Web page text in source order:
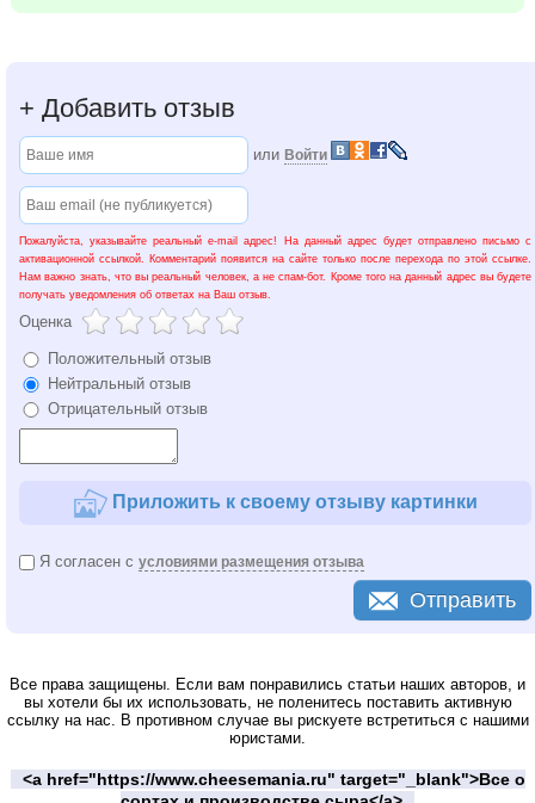
+ Добавить отзыв
или Войти
Пожалуйста, указывайте реальный e-mail адрес! На данный адрес будет отправлено письмо с
активационной ссылкой. Комментарий появится на сайте только после перехода по этой ссылке.
Нам важно знать, что вы реальный человек, а не спам-бот. Кроме того на данный адрес вы будете
получать уведомления об ответах на Ваш отзыв.
Оценка
Положительный отзыв
Нейтральный отзыв
Отрицательный отзыв
Приложить к своему отзыву картинки
Я согласен с условиями размещения отзыва
Отправить
Все права защищены. Если вам понравились статьи наших авторов, и
вы хотели бы их использовать, не поленитесь поставить активную
ссылку на нас. В противном случае вы рискуете встретиться с нашими
юристами.
<a href="https://www.cheesemania.ru" target="_blank">Все о